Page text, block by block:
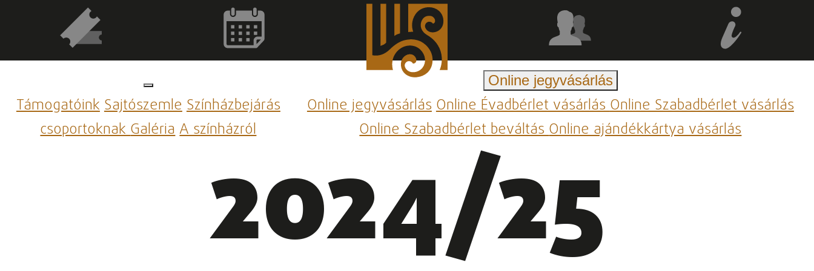
TámogatóinkSajtószemleSzínházbejárás
csoportoknakGalériaA színházról
Online jegyvásárlás
Online jegyvásárlásOnline Évadbérlet vásárlásOnline Szabadbérlet vásárlás
Online Szabadbérlet beváltásOnline ajándékkártya vásárlás
2024/25